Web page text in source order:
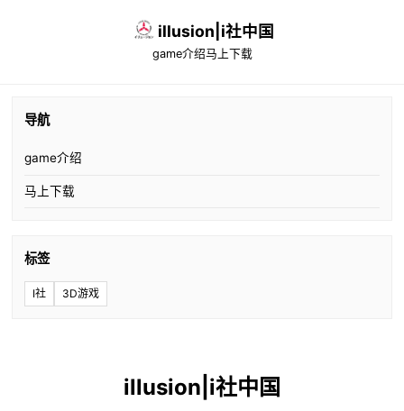
illusion|i社中国
game介绍马上下载
导航
game介绍
马上下载
标签
I社 3D游戏
illusion|i社中国